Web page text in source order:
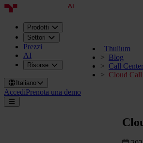
Prodotti
Settori
Prezzi
AI
Risorse
Italiano
AccediPrenota una demo
Thulium
Blog
Call Center
Cloud